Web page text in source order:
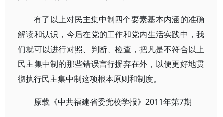
有了以上对民主集中制四个要素基本内涵的准确
解读和认识，今后在党的工作和党内生活实践中，我
们就可以进行对照、判断、检查，把凡是不符合以上
民主集中制的那些错误言行摒弃在外，以便更好地贯
彻执行民主集中制这项根本原则和制度。
原载《中共福建省委党校学报》2011年第7期